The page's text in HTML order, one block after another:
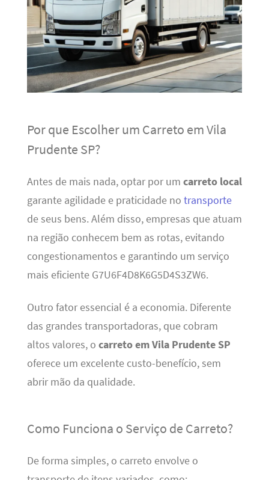
Por que Escolher um Carreto em Vila
Prudente SP?
Antes de mais nada, optar por um carreto local
garante agilidade e praticidade no transporte
de seus bens. Além disso, empresas que atuam
na região conhecem bem as rotas, evitando
congestionamentos e garantindo um serviço
mais eficiente G7U6F4D8K6G5D4S3ZW6.
Outro fator essencial é a economia. Diferente
das grandes transportadoras, que cobram
altos valores, o carreto em Vila Prudente SP
oferece um excelente custo-benefício, sem
abrir mão da qualidade.
Como Funciona o Serviço de Carreto?
De forma simples, o carreto envolve o